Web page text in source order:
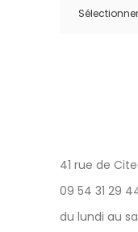
41 rue de
09 54 31 29
du lundi au